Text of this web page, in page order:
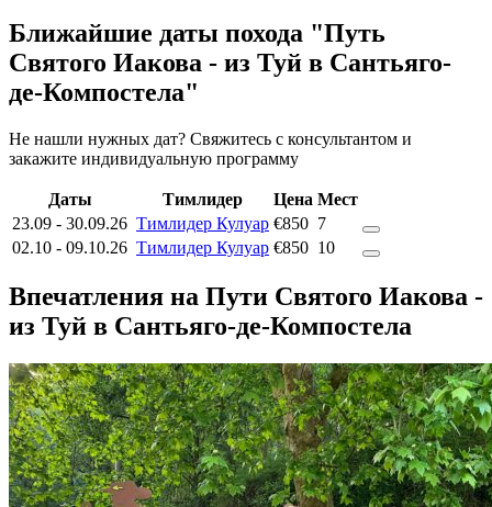
Ближайшие даты похода "Путь
Святого Иакова - из Туй в Сантьяго-
де-Компостела"
Не нашли нужных дат? Свяжитесь с консультантом и
закажите индивидуальную программу
Даты Тимлидер Цена Мест
23.09 - 30.09.26 Тимлидер Кулуар €850 7
02.10 - 09.10.26 Тимлидер Кулуар €850 10
Впечатления на Пути Святого Иакова -
из Туй в Сантьяго-де-Компостела